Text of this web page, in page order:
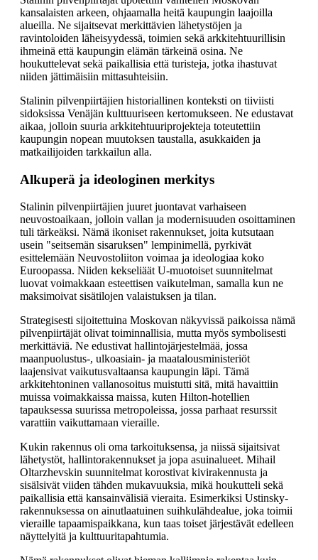
kansalaisten arkeen, ohjaamalla heitä kaupungin laajoilla
alueilla. Ne sijaitsevat merkittävien lähetystöjen ja
ravintoloiden läheisyydessä, toimien sekä arkkitehtuurillisin
ihmeinä että kaupungin elämän tärkeinä osina. Ne
houkuttelevat sekä paikallisia että turisteja, jotka ihastuvat
niiden jättimäisiin mittasuhteisiin.
Stalinin pilvenpiirtäjien historiallinen konteksti on tiiviisti
sidoksissa Venäjän kulttuuriseen kertomukseen. Ne edustavat
aikaa, jolloin suuria arkkitehtuuriprojekteja toteutettiin
kaupungin nopean muutoksen taustalla, asukkaiden ja
matkailijoiden tarkkailun alla.
Alkuperä ja ideologinen merkitys
Stalinin pilvenpiirtäjien juuret juontavat varhaiseen
neuvostoaikaan, jolloin vallan ja modernisuuden osoittaminen
tuli tärkeäksi. Nämä ikoniset rakennukset, joita kutsutaan
usein "seitsemän sisaruksen" lempinimellä, pyrkivät
esittelemään Neuvostoliiton voimaa ja ideologiaa koko
Euroopassa. Niiden kekseliäät U-muotoiset suunnitelmat
luovat voimakkaan esteettisen vaikutelman, samalla kun ne
maksimoivat sisätilojen valaistuksen ja tilan.
Strategisesti sijoitettuina Moskovan näkyvissä paikoissa nämä
pilvenpiirtäjät olivat toiminnallisia, mutta myös symbolisesti
merkittäviä. Ne edustivat hallintojärjestelmää, jossa
maanpuolustus-, ulkoasiain- ja maatalousministeriöt
laajensivat vaikutusvaltaansa kaupungin läpi. Tämä
arkkitehtoninen vallanosoitus muistutti sitä, mitä havaittiin
muissa voimakkaissa maissa, kuten Hilton-hotellien
tapauksessa suurissa metropoleissa, jossa parhaat resurssit
varattiin vaikuttamaan vieraille.
Kukin rakennus oli oma tarkoituksensa, ja niissä sijaitsivat
lähetystöt, hallintorakennukset ja jopa asuinalueet. Mihail
Oltarzhevskin suunnitelmat korostivat kivirakennusta ja
sisälsivät viiden tähden mukavuuksia, mikä houkutteli sekä
paikallisia että kansainvälisiä vieraita. Esimerkiksi Ustinsky-
rakennuksessa on ainutlaatuinen suihkulähdealue, joka toimii
vieraille tapaamispaikkana, kun taas toiset järjestävät edelleen
näyttelyitä ja kulttuuritapahtumia.